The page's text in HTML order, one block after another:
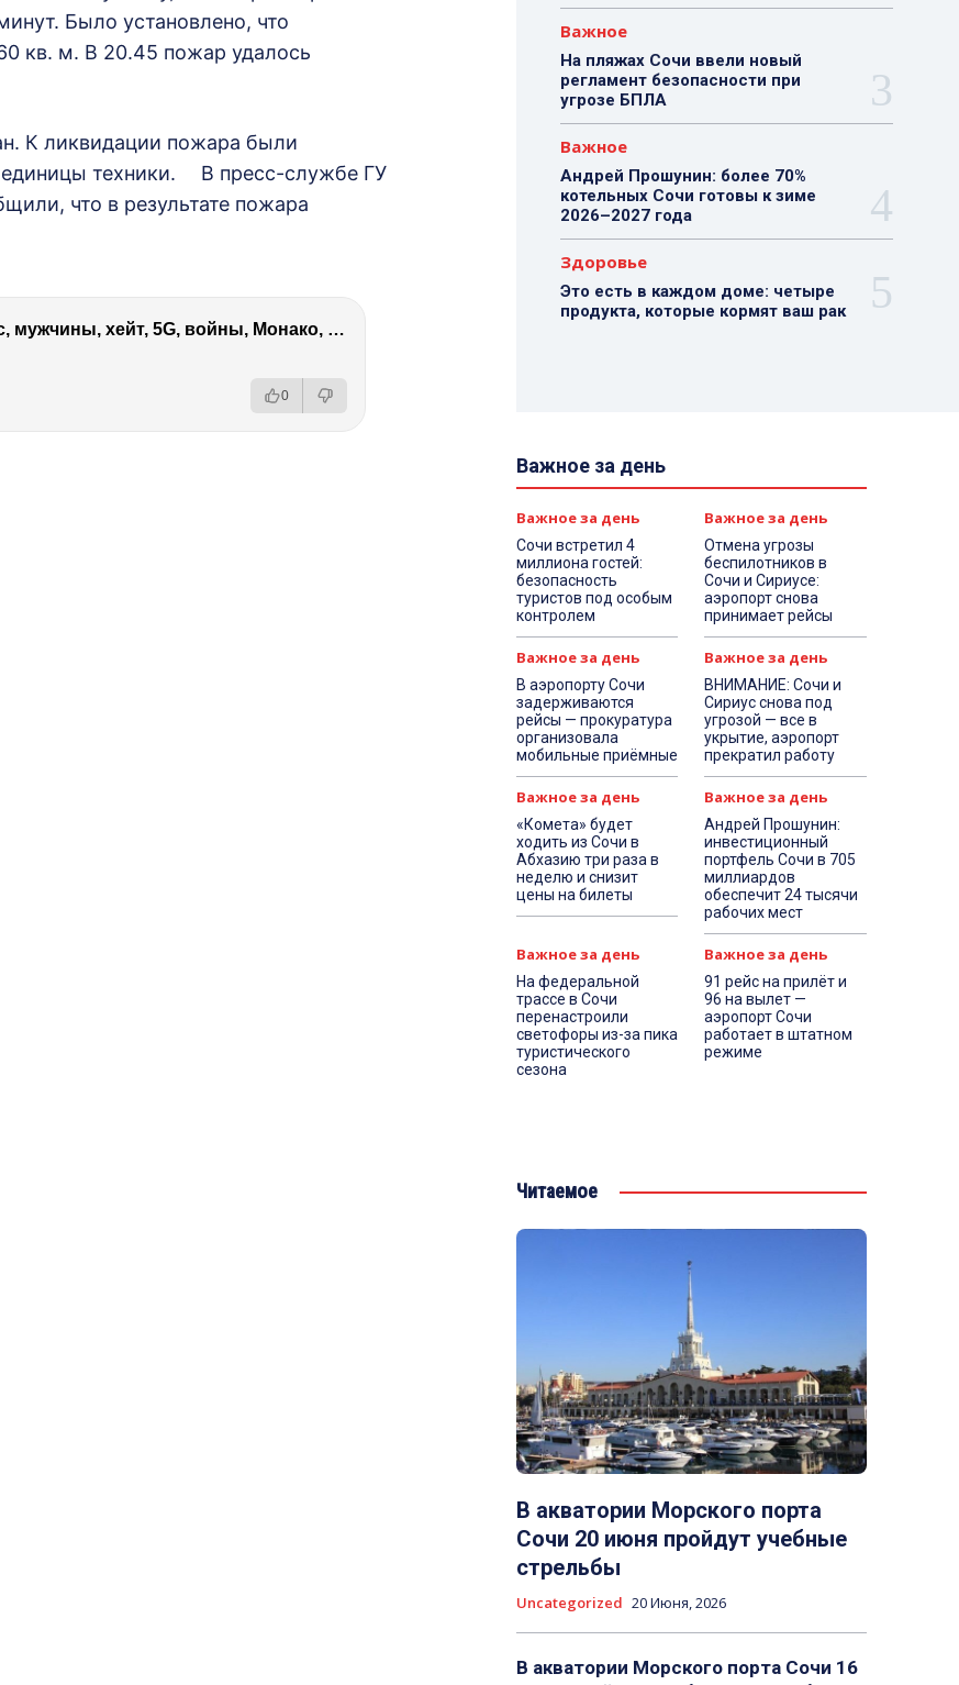
Было установлено, что
кв. м. В 20.45 пожар удалось
К ликвидации пожара были
техники. ⠀ В пресс-службе ГУ
что в результате пожара
Виктория Боня – Эверест, P.Diddy, Ozempic, мужчины, хейт, 5G, войны, Монако, ДОМ-2, Трамп, Собчак
0
Важное
На пляжах Сочи ввели новый
регламент безопасности при
угрозе БПЛА
Важное
Андрей Прошунин: более 70%
котельных Сочи готовы к зиме
2026–2027 года
Здоровье
Это есть в каждом доме: четыре
продукта, которые кормят ваш рак
Важное за день
Важное за день
Сочи встретил 4
миллиона гостей:
безопасность
туристов под особым
контролем
Важное за день
Отмена угрозы
беспилотников в
Сочи и Сириусе:
аэропорт снова
принимает рейсы
Важное за день
В аэропорту Сочи
задерживаются
рейсы — прокуратура
организовала
мобильные приёмные
Важное за день
ВНИМАНИЕ: Сочи и
Сириус снова под
угрозой — все в
укрытие, аэропорт
прекратил работу
Важное за день
«Комета» будет
ходить из Сочи в
Абхазию три раза в
неделю и снизит
цены на билеты
Важное за день
Андрей Прошунин:
инвестиционный
портфель Сочи в 705
миллиардов
обеспечит 24 тысячи
рабочих мест
Важное за день
На федеральной
трассе в Сочи
перенастроили
светофоры из-за пика
туристического
сезона
Важное за день
91 рейс на прилёт и
96 на вылет —
аэропорт Сочи
работает в штатном
режиме
Читаемое
В акватории Морского порта
Сочи 20 июня пройдут учебные
стрельбы
Uncategorized 20 Июня, 2026
В акватории Морского порта Сочи 16